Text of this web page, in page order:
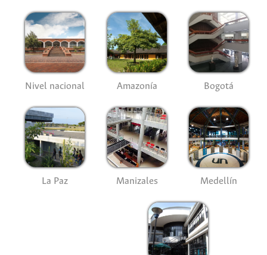
Nivel nacional Amazonía Bogotá
La Paz Manizales Medellín